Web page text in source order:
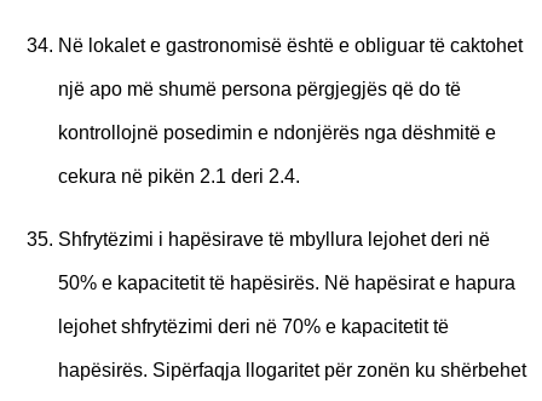
Në lokalet e gastronomisë është e obliguar të caktohet
një apo më shumë persona përgjegjës që do të
kontrollojnë posedimin e ndonjërës nga dëshmitë e
cekura në pikën 2.1 deri 2.4.
Shfrytëzimi i hapësirave të mbyllura lejohet deri në
50% e kapacitetit të hapësirës. Në hapësirat e hapura
lejohet shfrytëzimi deri në 70% e kapacitetit të
hapësirës. Sipërfaqja llogaritet për zonën ku shërbehet